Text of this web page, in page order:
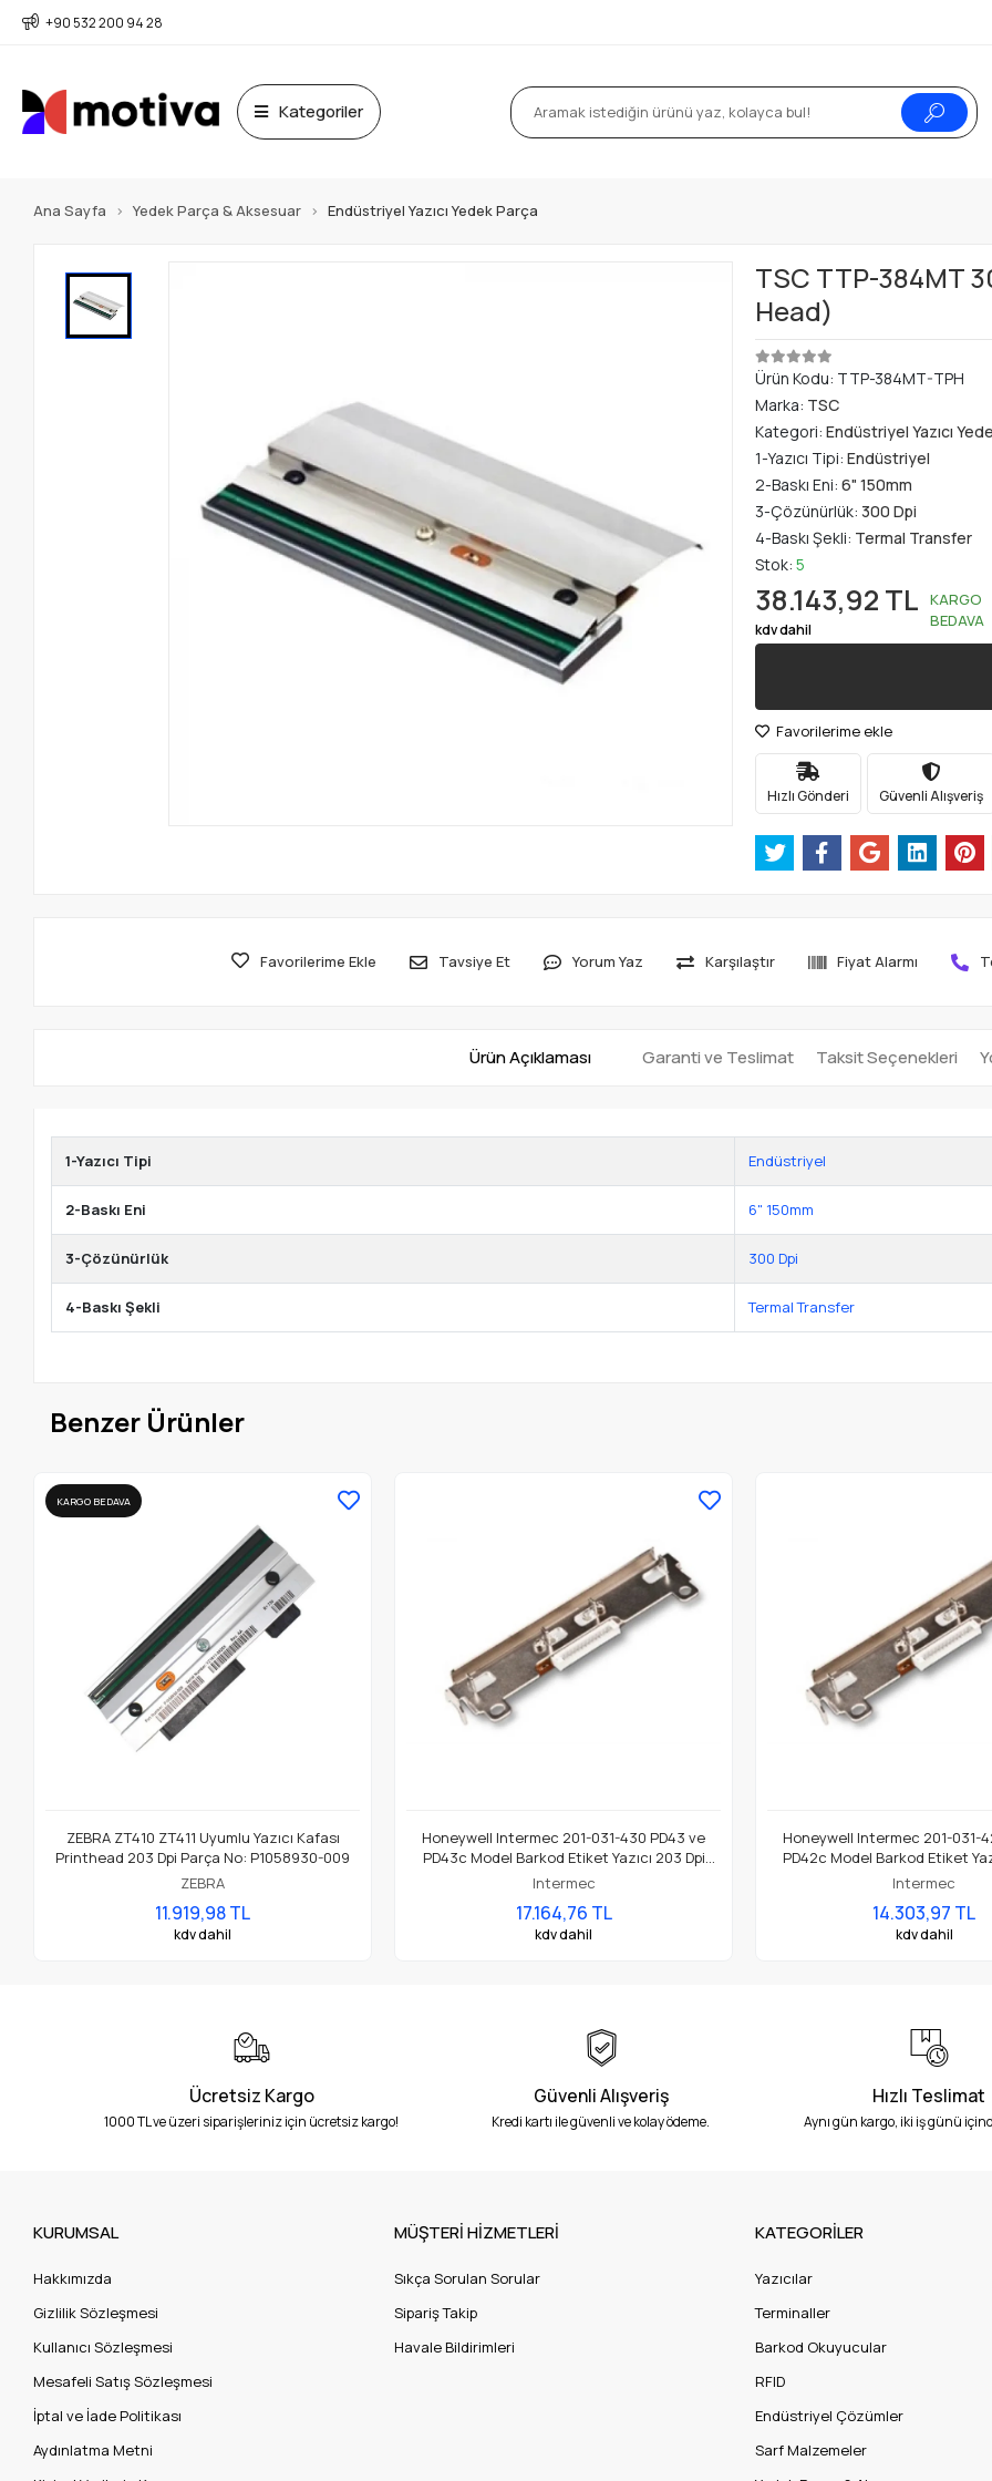
+90 532 200 94 28
Kategoriler
Ana Sayfa Yedek Parça & Aksesuar Endüstriyel Yazıcı Yedek Parça
TSC TTP-384MT
Head)
Ürün Kodu: TTP-384MT-TPH
Marka: TSC
Kategori: Endüstriyel Yazıcı
1-Yazıcı Tipi: Endüstriyel
2-Baskı Eni: 6" 150mm
3-Çözünürlük: 300 Dpi
4-Baskı Şekli: Termal Transfer
Stok: 5
38.143,92 TL
kdv dahil
KARGO
BEDAVA
Favorilerime ekle
Hızlı Gönderi Güvenli Alışveriş
Favorilerime Ekle Tavsiye Et Yorum Yaz Karşılaştır Fiyat Alarmı
Ürün Açıklaması Garanti ve Teslimat Taksit Seçenekleri
1-Yazıcı Tipi Endüstriyel
2-Baskı Eni 6" 150mm
3-Çözünürlük 300 Dpi
4-Baskı Şekli Termal Transfer
Benzer Ürünler
KARGO BEDAVA
ZEBRA ZT410 ZT411 Uyumlu Yazıcı Kafası
Printhead 203 Dpi Parça No: P1058930-009
ZEBRA
11.919,98 TL
kdv dahil
Honeywell Intermec 201-031-430 PD43 ve
PD43c Model Barkod Etiket Yazıcı 203 Dpi
Termal Baskı Kafası
Intermec
17.164,76 TL
kdv dahil
Honeywell Intermec 201-031-
PD42c Model Barkod Etiket
Termal Baskı Kafası
Intermec
14.303,97 TL
kdv dahil
Ücretsiz Kargo
1000 TL ve üzeri siparişleriniz için ücretsiz kargo!
Güvenli Alışveriş
Kredi kartı ile güvenli ve kolay ödeme.
Hızlı Teslimat
Aynı gün kargo, iki iş günü
KURUMSAL
Hakkımızda
Gizlilik Sözleşmesi
Kullanıcı Sözleşmesi
Mesafeli Satış Sözleşmesi
İptal ve İade Politikası
Aydınlatma Metni
MÜŞTERİ HİZMETLERİ
Sıkça Sorulan Sorular
Sipariş Takip
Havale Bildirimleri
KATEGORİLER
Yazıcılar
Terminaller
Barkod Okuyucular
RFID
Endüstriyel Çözümler
Sarf Malzemeler